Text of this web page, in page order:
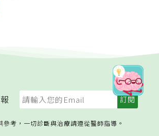
參考，一切診斷與治療請遵從醫師指導。